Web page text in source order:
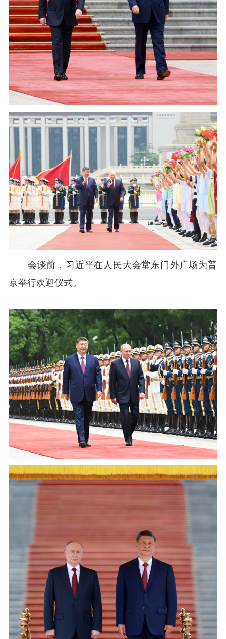
会谈前，习近平在人民大会堂东门外广场为普
京举行欢迎仪式。